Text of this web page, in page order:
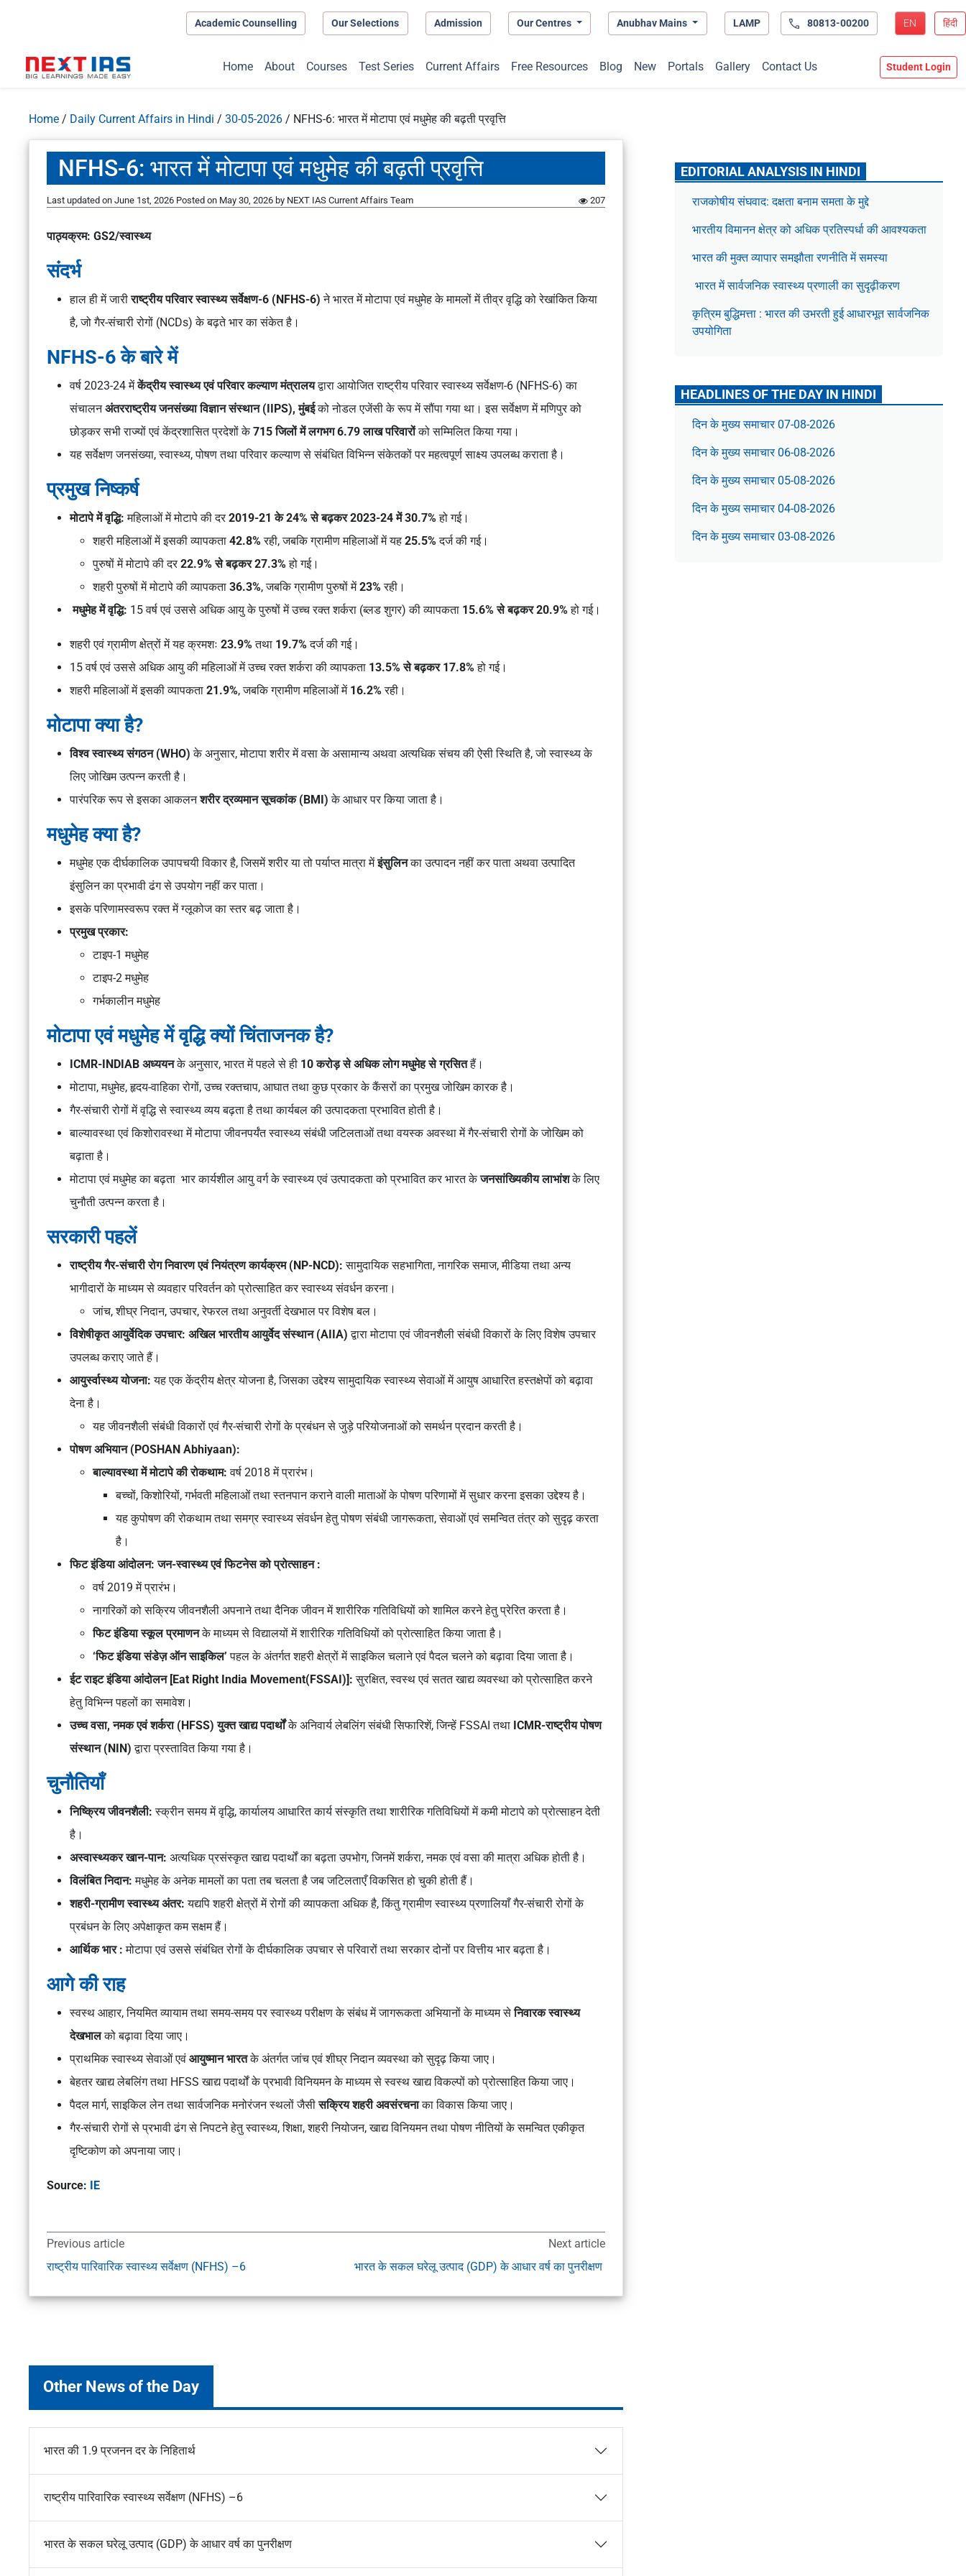
Academic Counselling Our Selections Admission Our Centres Anubhav Mains LAMP 80813-00200 EN हिंदी
Home About Courses Test Series Current Affairs Free Resources Blog New Portals Gallery Contact Us Student Login
Home / Daily Current Affairs in Hindi / 30-05-2026 / NFHS-6: भारत में मोटापा एवं मधुमेह की बढ़ती प्रवृत्ति
NFHS-6: भारत में मोटापा एवं मधुमेह की बढ़ती प्रवृत्ति
Last updated on June 1st, 2026 Posted on May 30, 2026 by NEXT IAS Current Affairs Team 207
पाठ्यक्रम: GS2/स्वास्थ्य
संदर्भ
हाल ही में जारीराष्ट्रीय परिवार स्वास्थ्य सर्वेक्षण-6 (NFHS-6) ने भारत में मोटापा एवं मधुमेह के मामलों में तीव्र वृद्धि को रेखांकित किया
है, जो गैर-संचारी रोगों (NCDs) के बढ़ते भार का संकेत है।
NFHS-6 के बारे में
वर्ष 2023-24 मेंकेंद्रीय स्वास्थ्य एवं परिवार कल्याण मंत्रालयद्वारा आयोजित राष्ट्रीय परिवार स्वास्थ्य सर्वेक्षण-6 (NFHS-6) का
संचालनअंतरराष्ट्रीय जनसंख्या विज्ञान संस्थान (IIPS), मुंबईको नोडल एजेंसी के रूप में सौंपा गया था। इस सर्वेक्षण में मणिपुर को
छोड़कर सभी राज्यों एवं केंद्रशासित प्रदेशों के715 जिलों में लगभग 6.79 लाख परिवारोंको सम्मिलित किया गया।
यह सर्वेक्षण जनसंख्या, स्वास्थ्य, पोषण तथा परिवार कल्याण से संबंधित विभिन्न संकेतकों पर महत्वपूर्ण साक्ष्य उपलब्ध कराता है।
प्रमुख निष्कर्ष
मोटापे में वृद्धि:महिलाओं में मोटापे की दर 2019-21 के 24% से बढ़कर 2023-24 में 30.7%हो गई।
शहरी महिलाओं में इसकी व्यापकता 42.8%रही, जबकि ग्रामीण महिलाओं में यह 25.5%दर्ज की गई।
पुरुषों में मोटापे की दर 22.9% से बढ़कर 27.3%हो गई।
शहरी पुरुषों में मोटापे की व्यापकता 36.3%, जबकि ग्रामीण पुरुषों में23%रही।
मधुमेह में वृद्धि: 15 वर्ष एवं उससे अधिक आयु के पुरुषों में उच्च रक्त शर्करा (ब्लड शुगर) की व्यापकता 15.6% से बढ़कर 20.9%हो गई।
शहरी एवं ग्रामीण क्षेत्रों में यह क्रमशः 23.9%तथा 19.7%दर्ज की गई।
15 वर्ष एवं उससे अधिक आयु की महिलाओं में उच्च रक्त शर्करा की व्यापकता 13.5% से बढ़कर 17.8%हो गई।
शहरी महिलाओं में इसकी व्यापकता 21.9%, जबकि ग्रामीण महिलाओं में 16.2%रही।
मोटापा क्या है?
विश्व स्वास्थ्य संगठन (WHO) के अनुसार, मोटापा शरीर में वसा के असामान्य अथवा अत्यधिक संचय की ऐसी स्थिति है, जो स्वास्थ्य के
लिए जोखिम उत्पन्न करती है।
पारंपरिक रूप से इसका आकलनशरीर द्रव्यमान सूचकांक (BMI) के आधार पर किया जाता है।
मधुमेह क्या है?
मधुमेह एक दीर्घकालिक उपापचयी विकार है, जिसमें शरीर या तो पर्याप्त मात्रा मेंइंसुलिनका उत्पादन नहीं कर पाता अथवा उत्पादित
इंसुलिन का प्रभावी ढंग से उपयोग नहीं कर पाता।
इसके परिणामस्वरूप रक्त में ग्लूकोज का स्तर बढ़ जाता है।
प्रमुख प्रकार:
टाइप-1 मधुमेह
टाइप-2 मधुमेह
गर्भकालीन मधुमेह
मोटापा एवं मधुमेह में वृद्धि क्यों चिंताजनक है?
ICMR-INDIAB अध्ययनके अनुसार, भारत में पहले से ही 10 करोड़ से अधिक लोग मधुमेह से ग्रसितहैं।
मोटापा, मधुमेह, हृदय-वाहिका रोगों, उच्च रक्तचाप, आघात तथा कुछ प्रकार के कैंसरों का प्रमुख जोखिम कारक है।
गैर-संचारी रोगों में वृद्धि से स्वास्थ्य व्यय बढ़ता है तथा कार्यबल की उत्पादकता प्रभावित होती है।
बाल्यावस्था एवं किशोरावस्था में मोटापा जीवनपर्यंत स्वास्थ्य संबंधी जटिलताओं तथा वयस्क अवस्था में गैर-संचारी रोगों के जोखिम को
बढ़ाता है।
मोटापा एवं मधुमेह का बढ़ता भार कार्यशील आयु वर्ग के स्वास्थ्य एवं उत्पादकता को प्रभावित कर भारत केजनसांख्यिकीय लाभांशके लिए
चुनौती उत्पन्न करता है।
सरकारी पहलें
राष्ट्रीय गैर-संचारी रोग निवारण एवं नियंत्रण कार्यक्रम (NP-NCD):सामुदायिक सहभागिता, नागरिक समाज, मीडिया तथा अन्य
भागीदारों के माध्यम से व्यवहार परिवर्तन को प्रोत्साहित कर स्वास्थ्य संवर्धन करना।
जांच, शीघ्र निदान, उपचार, रेफरल तथा अनुवर्ती देखभाल पर विशेष बल।
विशेषीकृत आयुर्वेदिक उपचार: अखिल भारतीय आयुर्वेद संस्थान (AIIA) द्वारा मोटापा एवं जीवनशैली संबंधी विकारों के लिए विशेष उपचार
उपलब्ध कराए जाते हैं।
आयुर्स्वास्थ्य योजना: यह एक केंद्रीय क्षेत्र योजना है, जिसका उद्देश्य सामुदायिक स्वास्थ्य सेवाओं में आयुष आधारित हस्तक्षेपों को बढ़ावा
देना है।
यह जीवनशैली संबंधी विकारों एवं गैर-संचारी रोगों के प्रबंधन से जुड़े परियोजनाओं को समर्थन प्रदान करती है।
पोषण अभियान (POSHAN Abhiyaan):
बाल्यावस्था में मोटापे की रोकथाम:वर्ष 2018 में प्रारंभ।
बच्चों, किशोरियों, गर्भवती महिलाओं तथा स्तनपान कराने वाली माताओं के पोषण परिणामों में सुधार करना इसका उद्देश्य है।
यह कुपोषण की रोकथाम तथा समग्र स्वास्थ्य संवर्धन हेतु पोषण संबंधी जागरूकता, सेवाओं एवं समन्वित तंत्र को सुदृढ़ करता
है।
फिट इंडिया आंदोलन: जन-स्वास्थ्य एवं फिटनेस को प्रोत्साहन :
वर्ष 2019 में प्रारंभ।
नागरिकों को सक्रिय जीवनशैली अपनाने तथा दैनिक जीवन में शारीरिक गतिविधियों को शामिल करने हेतु प्रेरित करता है।
फिट इंडिया स्कूल प्रमाणनके माध्यम से विद्यालयों में शारीरिक गतिविधियों को प्रोत्साहित किया जाता है।
‘फिट इंडिया संडेज़ ऑन साइकिल’ पहल के अंतर्गत शहरी क्षेत्रों में साइकिल चलाने एवं पैदल चलने को बढ़ावा दिया जाता है।
ईट राइट इंडिया आंदोलन [Eat Right India Movement(FSSAI)]:सुरक्षित, स्वस्थ एवं सतत खाद्य व्यवस्था को प्रोत्साहित करने
हेतु विभिन्न पहलों का समावेश।
उच्च वसा, नमक एवं शर्करा (HFSS) युक्त खाद्य पदार्थोंके अनिवार्य लेबलिंग संबंधी सिफारिशें, जिन्हें FSSAI तथा ICMR-राष्ट्रीय पोषण
संस्थान (NIN) द्वारा प्रस्तावित किया गया है।
चुनौतियाँ
निष्क्रिय जीवनशैली:स्क्रीन समय में वृद्धि, कार्यालय आधारित कार्य संस्कृति तथा शारीरिक गतिविधियों में कमी मोटापे को प्रोत्साहन देती
है।
अस्वास्थ्यकर खान-पान: अत्यधिक प्रसंस्कृत खाद्य पदार्थों का बढ़ता उपभोग, जिनमें शर्करा, नमक एवं वसा की मात्रा अधिक होती है।
विलंबित निदान:मधुमेह के अनेक मामलों का पता तब चलता है जब जटिलताएँ विकसित हो चुकी होती हैं।
शहरी-ग्रामीण स्वास्थ्य अंतर:यद्यपि शहरी क्षेत्रों में रोगों की व्यापकता अधिक है, किंतु ग्रामीण स्वास्थ्य प्रणालियाँ गैर-संचारी रोगों के
प्रबंधन के लिए अपेक्षाकृत कम सक्षम हैं।
आर्थिक भार :मोटापा एवं उससे संबंधित रोगों के दीर्घकालिक उपचार से परिवारों तथा सरकार दोनों पर वित्तीय भार बढ़ता है।
आगे की राह
स्वस्थ आहार, नियमित व्यायाम तथा समय-समय पर स्वास्थ्य परीक्षण के संबंध में जागरूकता अभियानों के माध्यम सेनिवारक स्वास्थ्य
देखभालको बढ़ावा दिया जाए।
प्राथमिक स्वास्थ्य सेवाओं एवं आयुष्मान भारतके अंतर्गत जांच एवं शीघ्र निदान व्यवस्था को सुदृढ़ किया जाए।
बेहतर खाद्य लेबलिंग तथा HFSS खाद्य पदार्थों के प्रभावी विनियमन के माध्यम से स्वस्थ खाद्य विकल्पों को प्रोत्साहित किया जाए।
पैदल मार्ग, साइकिल लेन तथा सार्वजनिक मनोरंजन स्थलों जैसीसक्रिय शहरी अवसंरचनाका विकास किया जाए।
गैर-संचारी रोगों से प्रभावी ढंग से निपटने हेतु स्वास्थ्य, शिक्षा, शहरी नियोजन, खाद्य विनियमन तथा पोषण नीतियों के समन्वित एकीकृत
दृष्टिकोण को अपनाया जाए।
Source: IE
Previous article
राष्ट्रीय पारिवारिक स्वास्थ्य सर्वेक्षण (NFHS) –6
Next article
भारत के सकल घरेलू उत्पाद (GDP) के आधार वर्ष का पुनरीक्षण
Other News of the Day
भारत की 1.9 प्रजनन दर के निहितार्थ
राष्ट्रीय पारिवारिक स्वास्थ्य सर्वेक्षण (NFHS) –6
भारत के सकल घरेलू उत्पाद (GDP) के आधार वर्ष का पुनरीक्षण
EDITORIAL ANALYSIS IN HINDI
राजकोषीय संघवाद: दक्षता बनाम समता के मुद्दे
भारतीय विमानन क्षेत्र को अधिक प्रतिस्पर्धा की आवश्यकता
भारत की मुक्त व्यापार समझौता रणनीति में समस्या
भारत में सार्वजनिक स्वास्थ्य प्रणाली का सुदृढ़ीकरण
कृत्रिम बुद्धिमत्ता : भारत की उभरती हुई आधारभूत सार्वजनिक
उपयोगिता
HEADLINES OF THE DAY IN HINDI
दिन के मुख्य समाचार 07-08-2026
दिन के मुख्य समाचार 06-08-2026
दिन के मुख्य समाचार 05-08-2026
दिन के मुख्य समाचार 04-08-2026
दिन के मुख्य समाचार 03-08-2026